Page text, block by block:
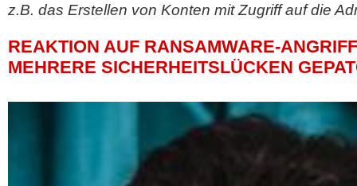
z.B. das Erstellen von Konten mit Zugriff auf die
REAKTION AUF RANSAMWARE-
MEHRERE SICHERHEITSLÜCKEN